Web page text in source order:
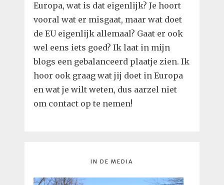
Europa, wat is dat eigenlijk? Je hoort
vooral wat er misgaat, maar wat doet
de EU eigenlijk allemaal? Gaat er ook
wel eens iets goed? Ik laat in mijn
blogs een gebalanceerd plaatje zien. Ik
hoor ook graag wat jij doet in Europa
en wat je wilt weten, dus aarzel niet
om contact op te nemen!
IN DE MEDIA